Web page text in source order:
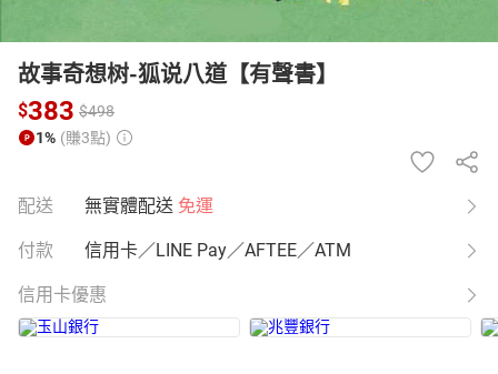
故事奇想树-狐说八道【有聲書】
$383 $498
1% (賺3點)
配送 無實體配送 免運
付款 信用卡／LINE Pay／AFTEE／ATM
信用卡優惠